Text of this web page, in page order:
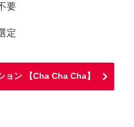
要
定
ョン 【Cha Cha Cha】